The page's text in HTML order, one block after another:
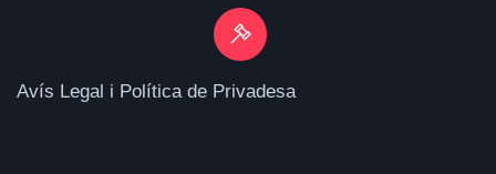
Avís Legal i Política de Privadesa